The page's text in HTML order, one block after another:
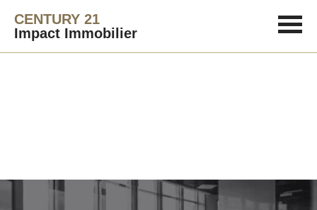
CENTURY 21
Impact Immobilier